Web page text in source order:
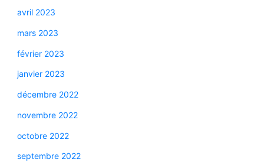
avril 2023
mars 2023
février 2023
janvier 2023
décembre 2022
novembre 2022
octobre 2022
septembre 2022